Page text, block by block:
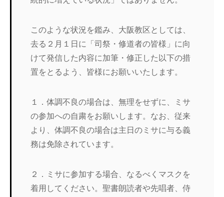
このような状況を鑑み、大阪教区としては、
去る２月１日に「司祭・修道者の皆様」に向
けて発信した内容に加筆・修正した以下の措
置をとるよう、皆様にお願いいたします。
１．体調不良の場合は、無理をせずに、ミサ
の参加への自粛をお願いします。なお、従来
より、体調不良の場合は主日のミサに与る義
務は免除されています。
２．ミサに参加する場合、なるべくマスクを
着用してください。聖書朗読者や先唱者、侍